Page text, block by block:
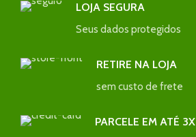
LOJA SEGURA
Seus dados protegidos
RETIRE NA LOJA
sem custo de frete
PARCELE EM ATÉ 3X